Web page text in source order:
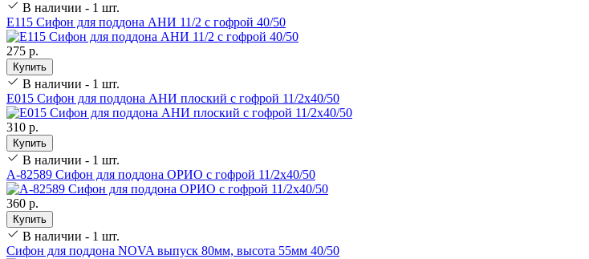
В наличии - 1 шт.
Е115 Сифон для поддона АНИ 11/2 с гофрой 40/50
275 р.
Купить
В наличии - 1 шт.
Е015 Сифон для поддона АНИ плоский с гофрой 11/2х40/50
310 р.
Купить
В наличии - 1 шт.
А-82589 Сифон для поддона ОРИО с гофрой 11/2х40/50
360 р.
Купить
В наличии - 1 шт.
Сифон для поддона NOVA выпуск 80мм, высота 55мм 40/50